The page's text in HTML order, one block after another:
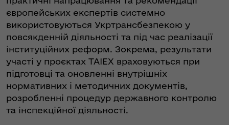
європейських експертів системно
використовуються Укртрансбезпекою у
повсякденній діяльності та під час реалізації
інституційних реформ. Зокрема, результати
участі у проєктах TAIEX враховуються при
підготовці та оновленні внутрішніх
нормативних і методичних документів,
розробленні процедур державного контролю
та інспекційної діяльності.